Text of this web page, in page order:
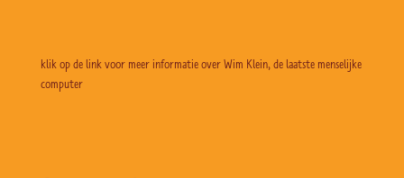
klik op de link voor meer informatie over Wim Klein, de laatste menselijke
computer